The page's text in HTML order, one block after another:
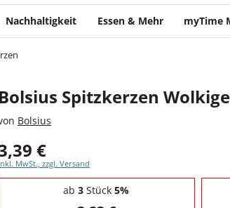
Nachhaltigkeit Essen & Mehr myTime
Bolsius Spitzkerzen
Bolsius
€
MwSt., zzgl. Versand
- Mengenrabatt
ab 3 Stück 5%